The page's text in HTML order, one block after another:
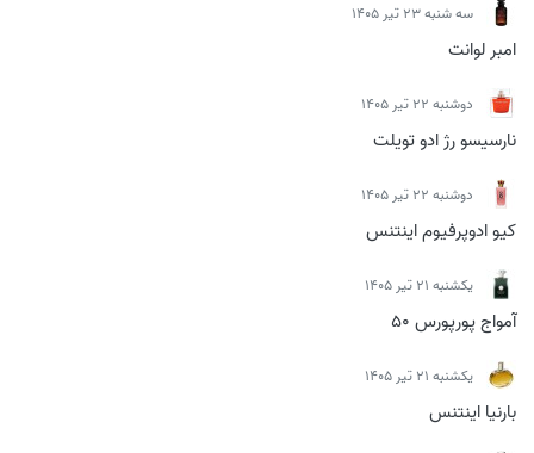
سه شنبه 23 تیر 1405
امبر لوانت
دوشنبه 22 تیر 1405
نارسیسو رژ ادو تویلت
دوشنبه 22 تیر 1405
کیو ادوپرفیوم اینتنس
يكشنبه 21 تیر 1405
آمواج پورپورس 50
يكشنبه 21 تیر 1405
بارنیا اینتنس